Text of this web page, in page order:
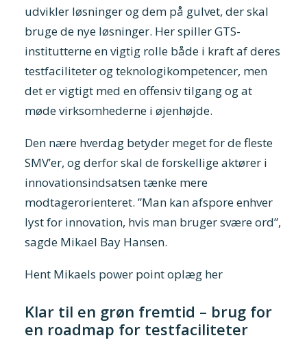
udvikler løsninger og dem på gulvet, der skal
bruge de nye løsninger. Her spiller GTS-
institutterne en vigtig rolle både i kraft af deres
testfaciliteter og teknologikompetencer, men
det er vigtigt med en offensiv tilgang og at
møde virksomhederne i øjenhøjde.
Den nære hverdag betyder meget for de fleste
SMV’er, og derfor skal de forskellige aktører i
innovationsindsatsen tænke mere
modtagerorienteret. ”Man kan afspore enhver
lyst for innovation, hvis man bruger svære ord”,
sagde Mikael Bay Hansen.
Hent Mikaels power point oplæg her
Klar til en grøn fremtid – brug for
en roadmap for testfaciliteter